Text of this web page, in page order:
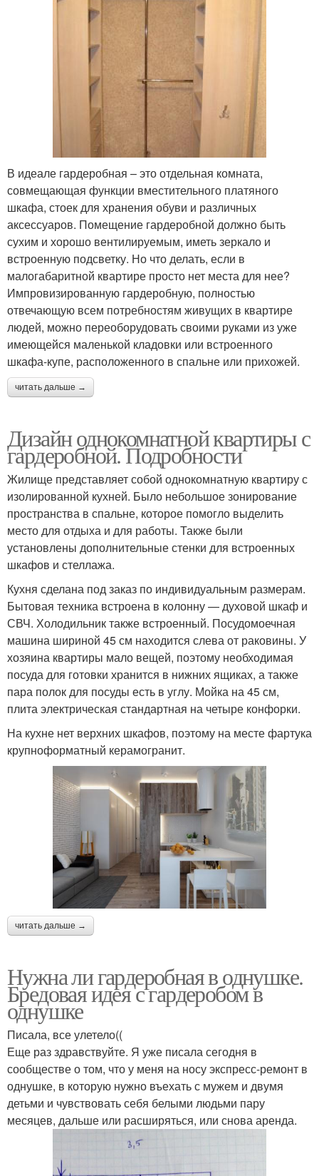
В идеале гардеробная – это отдельная комната,
совмещающая функции вместительного платяного
шкафа, стоек для хранения обуви и различных
аксессуаров. Помещение гардеробной должно быть
сухим и хорошо вентилируемым, иметь зеркало и
встроенную подсветку. Но что делать, если в
малогабаритной квартире просто нет места для нее?
Импровизированную гардеробную, полностью
отвечающую всем потребностям живущих в квартире
людей, можно переоборудовать своими руками из уже
имеющейся маленькой кладовки или встроенного
шкафа-купе, расположенного в спальне или прихожей.
читать дальше →
Дизайн однокомнатной квартиры с
гардеробной. Подробности
Жилище представляет собой однокомнатную квартиру с
изолированной кухней. Было небольшое зонирование
пространства в спальне, которое помогло выделить
место для отдыха и для работы. Также были
установлены дополнительные стенки для встроенных
шкафов и стеллажа.
Кухня сделана под заказ по индивидуальным размерам.
Бытовая техника встроена в колонну — духовой шкаф и
СВЧ. Холодильник также встроенный. Посудомоечная
машина шириной 45 см находится слева от раковины. У
хозяина квартиры мало вещей, поэтому необходимая
посуда для готовки хранится в нижних ящиках, а также
пара полок для посуды есть в углу. Мойка на 45 см,
плита электрическая стандартная на четыре конфорки.
На кухне нет верхних шкафов, поэтому на месте фартука
крупноформатный керамогранит.
читать дальше →
Нужна ли гардеробная в однушке.
Бредовая идея с гардеробом в
однушке
Писала, все улетело((
Еще раз здравствуйте. Я уже писала сегодня в
сообществе о том, что у меня на носу экспресс-ремонт в
однушке, в которую нужно въехать с мужем и двумя
детьми и чувствовать себя белыми людьми пару
месяцев, дальше или расширяться, или снова аренда.